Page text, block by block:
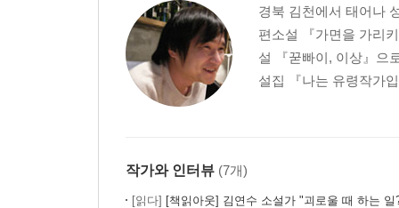
경북 김천에서 태어나
편소설 『가면을 가리
설 『꾿빠이, 이상』으
설집 『나는 유령작가
작가와 인터뷰 (7개)
[읽다] [책읽아웃] 김연수 소설가 "괴로울 때 하는 일? 시급하게 나무